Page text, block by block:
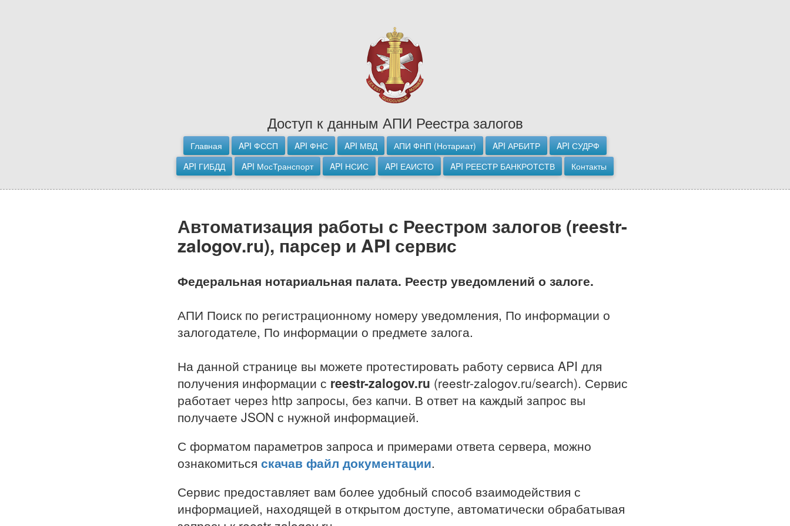
Доступ к данным АПИ Реестра залогов
Главная API ФССП API ФНС API МВД АПИ ФНП (Нотариат) API АРБИТР
API СУДРФ
API ГИБДД
API МосТранспорт API НСИС API ЕАИСТО API РЕЕСТР БАНКРОТСТВ Контакты
Автоматизация работы с Реестром залогов (reestr-
zalogov.ru), парсер и API сервис
Федеральная нотариальная палата. Реестр уведомлений о залоге.
АПИ Поиск по регистрационному номеру уведомления, По информации о
залогодателе, По информации о предмете залога.
На данной странице вы можете протестировать работу сервиса API для
получения информации с reestr-zalogov.ru (reestr-zalogov.ru/search). Сервис
работает через http запросы, без капчи. В ответ на каждый запрос вы
получаете JSON с нужной информацией.
С форматом параметров запроса и примерами ответа сервера, можно
ознакомиться скачав файл документации.
Сервис предоставляет вам более удобный способ взаимодействия с
информацией, находящей в открытом доступе, автоматически обрабатывая